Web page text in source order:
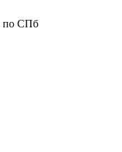
по СПб